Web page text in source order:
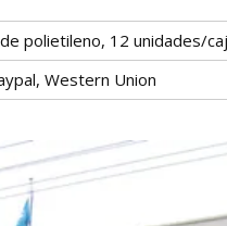
polietileno, 12 unidades/
Western Union